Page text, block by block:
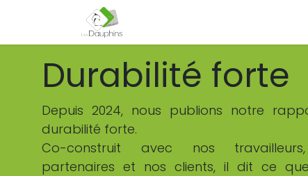
Durabilité forte
Depuis 2024, nous publions notre
durabilité forte.
Co-construit avec nos
partenaires et nos clients, il dit ce